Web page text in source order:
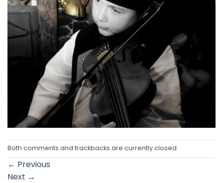
Both comments and trackbacks are currently closed.
← Previous
Next →